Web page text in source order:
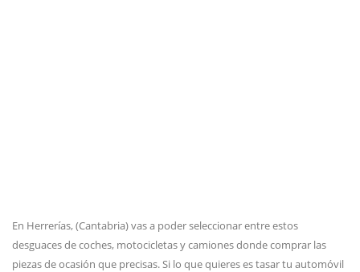
En Herrerías, (Cantabria) vas a poder seleccionar entre estos
desguaces de coches, motocicletas y camiones donde comprar las
piezas de ocasión que precisas. Si lo que quieres es tasar tu automóvil